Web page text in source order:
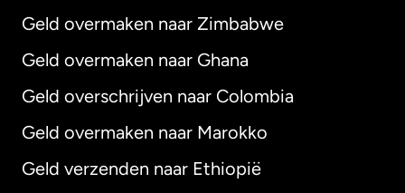
Geld overmaken naar Zimbabwe
Geld overmaken naar Ghana
Geld overschrijven naar Colombia
Geld overmaken naar Marokko
Geld verzenden naar Ethiopië